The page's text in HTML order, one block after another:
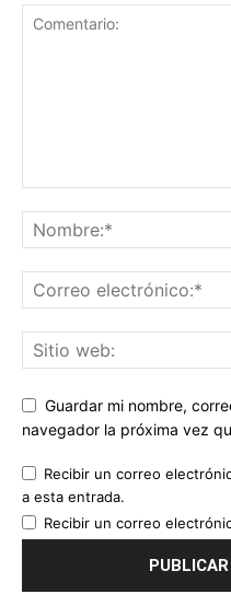
Guardar mi nombre,
navegador la próxima vez
Recibir un correo
a esta entrada.
Recibir un correo